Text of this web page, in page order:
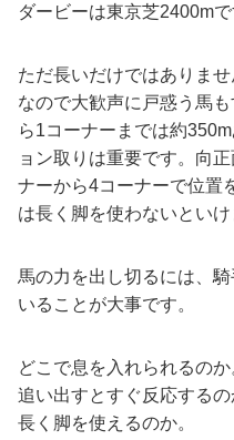
ダービーは東京芝2400mで
ただ長いだけではありま
なので大歓声に戸惑う馬
ら1コーナーまでは約
ョン取りは重要です。向
ナーから4コーナーで位置
は長く脚を使わないといけ
馬の力を出し切るには、
いることが大事です。
どこで息を入れられるのか
追い出すとすぐ反応するの
長く脚を使えるのか。